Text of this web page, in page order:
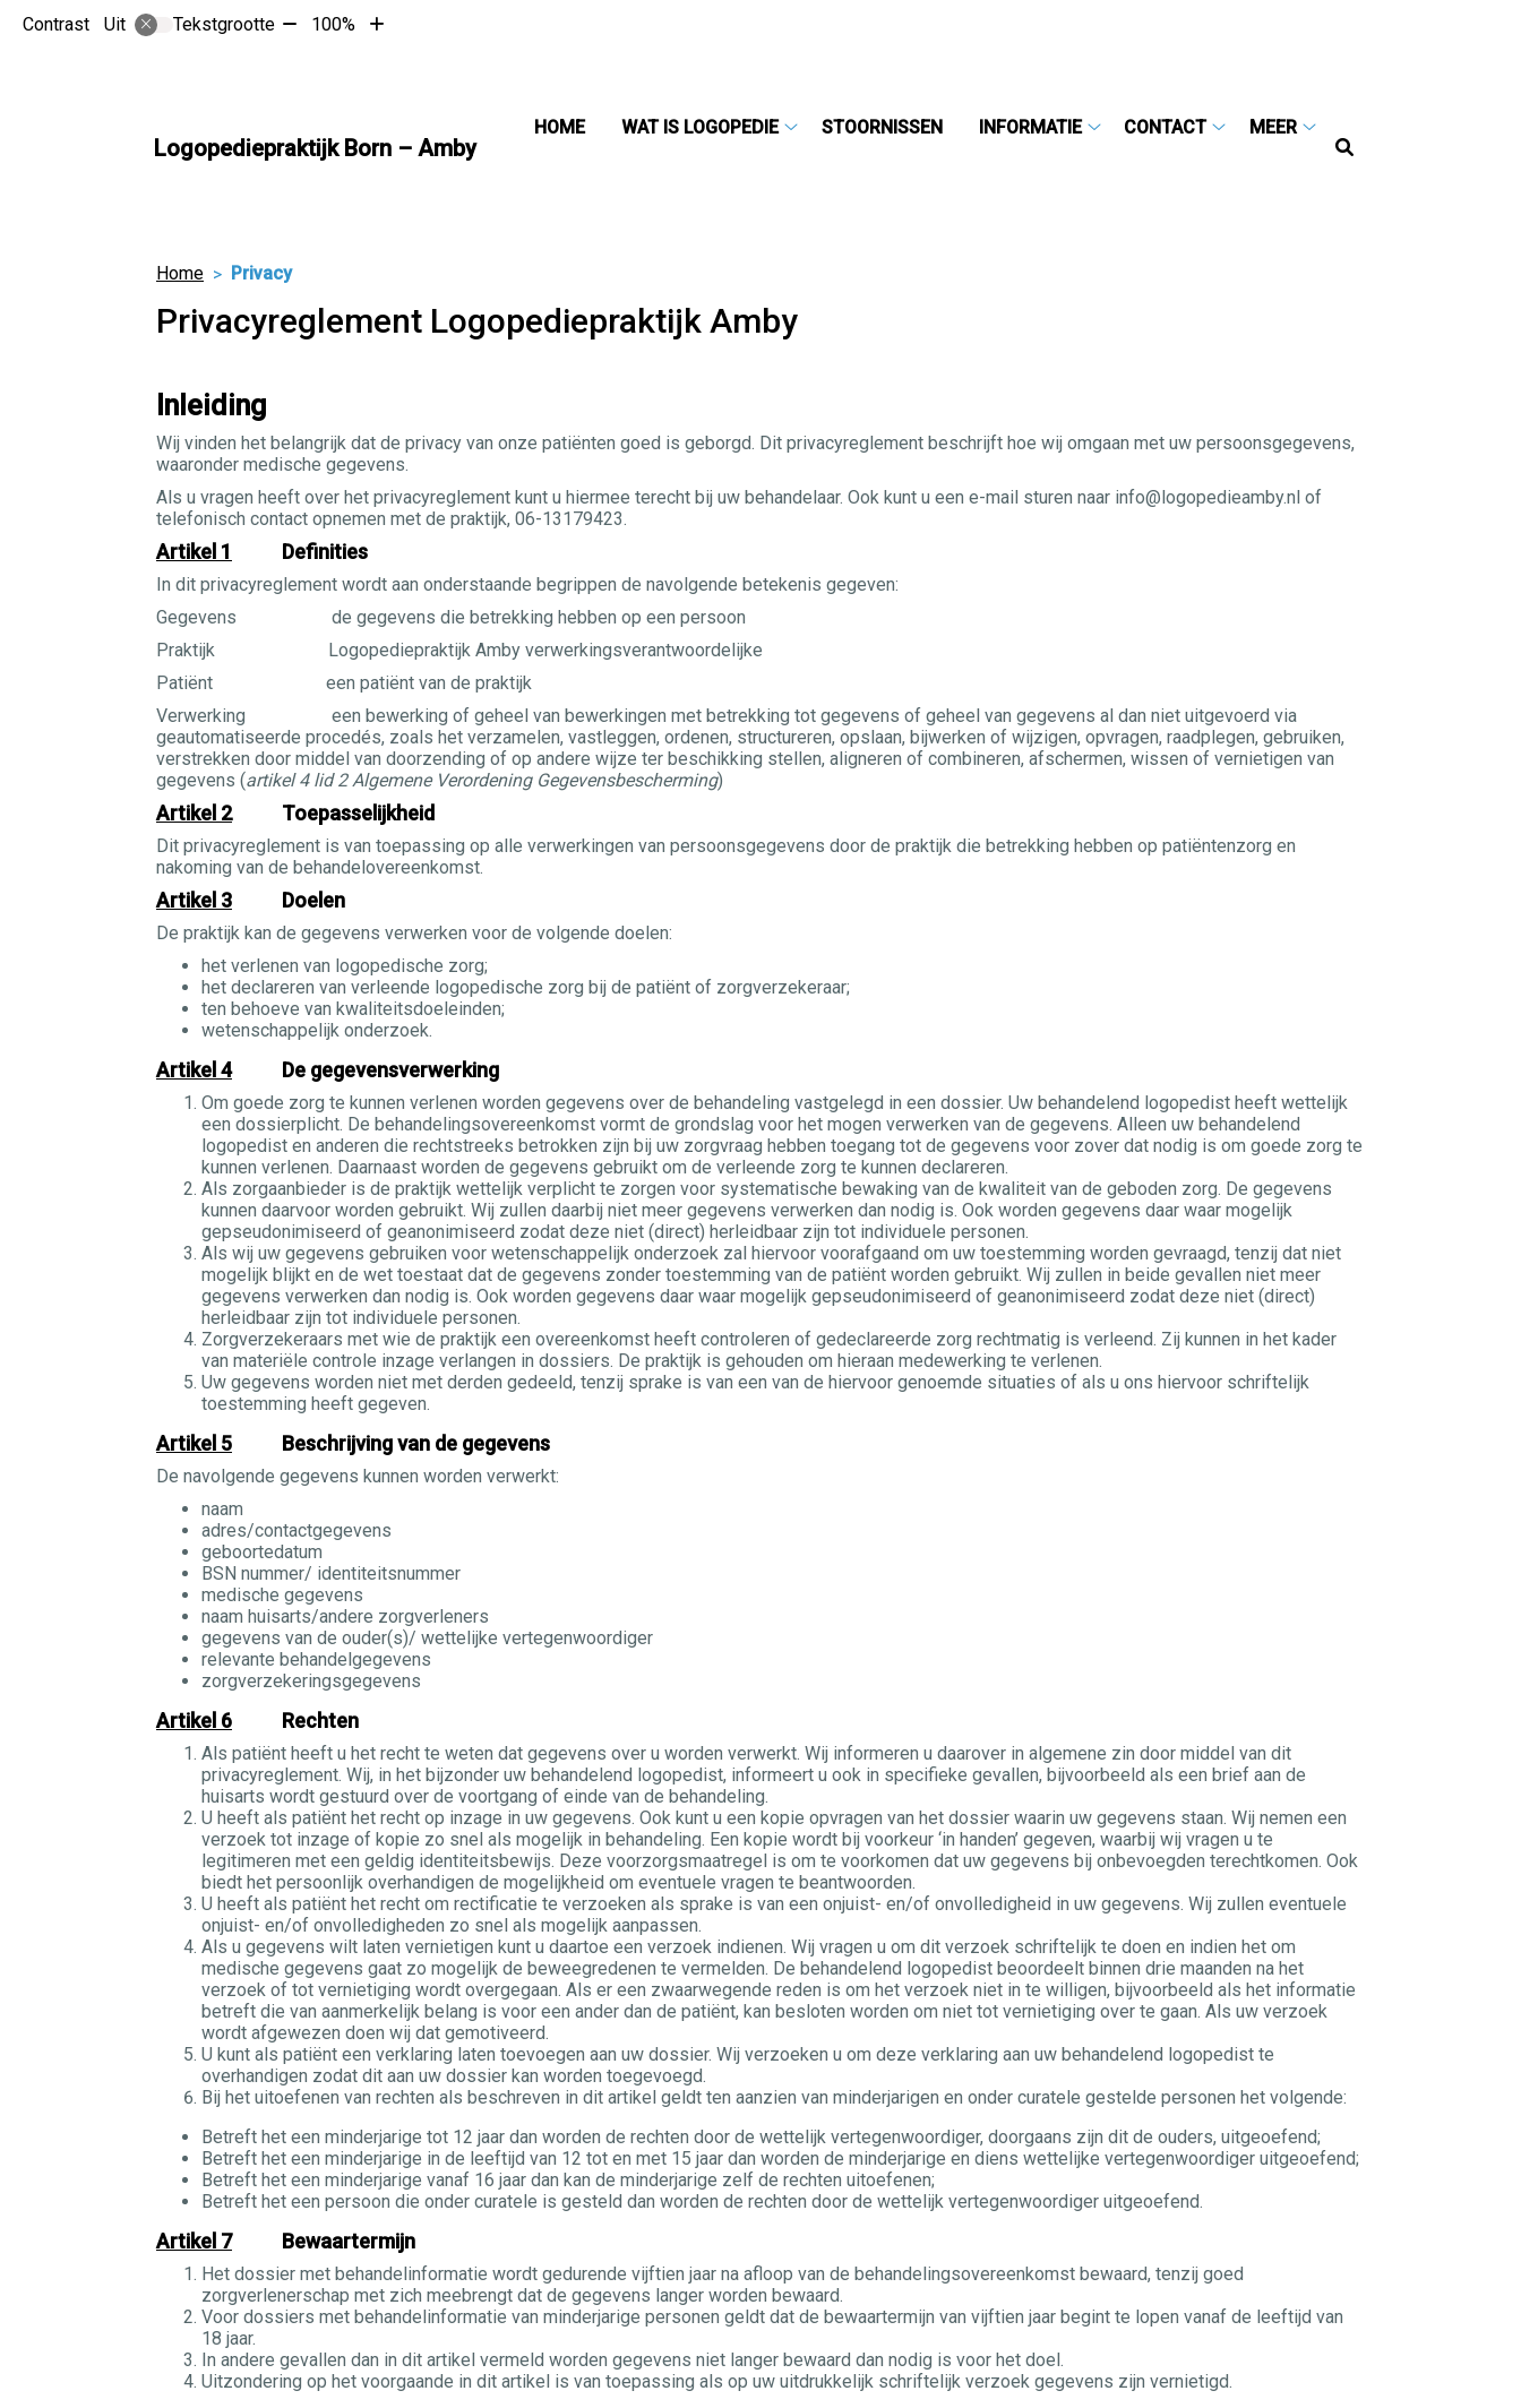
Contrast Uit Tekstgrootte Tekst100%
Tekst
Logopediepraktijk Born – Amby Hoofdmenu
HOME
WAT IS LOGOPEDIE
STOORNISSEN
INFORMATIE
CONTACT
MEER
Meer
Home Privacy
Privacyreglement Logopediepraktijk Amby
Inleiding
Wij vinden het belangrijk dat de privacy van onze patiënten goed is geborgd. Dit privacyreglement beschrijft hoe wij omgaan met uw persoonsgegevens,
waaronder medische gegevens.
Als u vragen heeft over het privacyreglement kunt u hiermee terecht bij uw behandelaar. Ook kunt u een e-mail sturen naar info@logopedieamby.nl of
telefonisch contact opnemen met de praktijk, 06-13179423.
Artikel 1 Definities
In dit privacyreglement wordt aan onderstaande begrippen de navolgende betekenis gegeven:
Gegevens de gegevens die betrekking hebben op een persoon
Praktijk Logopediepraktijk Amby verwerkingsverantwoordelijke
Patiënt een patiënt van de praktijk
Verwerking een bewerking of geheel van bewerkingen met betrekking tot gegevens of geheel van gegevens al dan niet uitgevoerd via
geautomatiseerde procedés, zoals het verzamelen, vastleggen, ordenen, structureren, opslaan, bijwerken of wijzigen, opvragen, raadplegen, gebruiken,
verstrekken door middel van doorzending of op andere wijze ter beschikking stellen, aligneren of combineren, afschermen, wissen of vernietigen van
gegevens (artikel 4 lid 2 Algemene Verordening Gegevensbescherming)
Artikel 2Toepasselijkheid
Dit privacyreglement is van toepassing op alle verwerkingen van persoonsgegevens door de praktijk die betrekking hebben op patiëntenzorg en
nakoming van de behandelovereenkomst.
Artikel 3 Doelen
De praktijk kan de gegevens verwerken voor de volgende doelen:
het verlenen van logopedische zorg;
het declareren van verleende logopedische zorg bij de patiënt of zorgverzekeraar;
ten behoeve van kwaliteitsdoeleinden;
wetenschappelijk onderzoek.
Artikel 4De gegevensverwerking
Om goede zorg te kunnen verlenen worden gegevens over de behandeling vastgelegd in een dossier. Uw behandelend logopedist heeft wettelijk
een dossierplicht. De behandelingsovereenkomst vormt de grondslag voor het mogen verwerken van de gegevens. Alleen uw behandelend
logopedist en anderen die rechtstreeks betrokken zijn bij uw zorgvraag hebben toegang tot de gegevens voor zover dat nodig is om goede zorg te
kunnen verlenen. Daarnaast worden de gegevens gebruikt om de verleende zorg te kunnen declareren.
Als zorgaanbieder is de praktijk wettelijk verplicht te zorgen voor systematische bewaking van de kwaliteit van de geboden zorg. De gegevens
kunnen daarvoor worden gebruikt. Wij zullen daarbij niet meer gegevens verwerken dan nodig is. Ook worden gegevens daar waar mogelijk
gepseudonimiseerd of geanonimiseerd zodat deze niet (direct) herleidbaar zijn tot individuele personen.
Als wij uw gegevens gebruiken voor wetenschappelijk onderzoek zal hiervoor voorafgaand om uw toestemming worden gevraagd, tenzij dat niet
mogelijk blijkt en de wet toestaat dat de gegevens zonder toestemming van de patiënt worden gebruikt. Wij zullen in beide gevallen niet meer
gegevens verwerken dan nodig is. Ook worden gegevens daar waar mogelijk gepseudonimiseerd of geanonimiseerd zodat deze niet (direct)
herleidbaar zijn tot individuele personen.
Zorgverzekeraars met wie de praktijk een overeenkomst heeft controleren of gedeclareerde zorg rechtmatig is verleend. Zij kunnen in het kader
van materiële controle inzage verlangen in dossiers. De praktijk is gehouden om hieraan medewerking te verlenen.
Uw gegevens worden niet met derden gedeeld, tenzij sprake is van een van de hiervoor genoemde situaties of als u ons hiervoor schriftelijk
toestemming heeft gegeven.
Artikel 5 Beschrijving van de gegevens
De navolgende gegevens kunnen worden verwerkt:
naam
adres/contactgegevens
geboortedatum
BSN nummer/ identiteitsnummer
medische gegevens
naam huisarts/andere zorgverleners
gegevens van de ouder(s)/ wettelijke vertegenwoordiger
relevante behandelgegevens
zorgverzekeringsgegevens
Artikel 6 Rechten
Als patiënt heeft u het recht te weten dat gegevens over u worden verwerkt. Wij informeren u daarover in algemene zin door middel van dit
privacyreglement. Wij, in het bijzonder uw behandelend logopedist, informeert u ook in specifieke gevallen, bijvoorbeeld als een brief aan de
huisarts wordt gestuurd over de voortgang of einde van de behandeling.
U heeft als patiënt het recht op inzage in uw gegevens. Ook kunt u een kopie opvragen van het dossier waarin uw gegevens staan. Wij nemen een
verzoek tot inzage of kopie zo snel als mogelijk in behandeling. Een kopie wordt bij voorkeur ‘in handen’ gegeven, waarbij wij vragen u te
legitimeren met een geldig identiteitsbewijs. Deze voorzorgsmaatregel is om te voorkomen dat uw gegevens bij onbevoegden terechtkomen. Ook
biedt het persoonlijk overhandigen de mogelijkheid om eventuele vragen te beantwoorden.
U heeft als patiënt het recht om rectificatie te verzoeken als sprake is van een onjuist- en/of onvolledigheid in uw gegevens. Wij zullen eventuele
onjuist- en/of onvolledigheden zo snel als mogelijk aanpassen.
Als u gegevens wilt laten vernietigen kunt u daartoe een verzoek indienen. Wij vragen u om dit verzoek schriftelijk te doen en indien het om
medische gegevens gaat zo mogelijk de beweegredenen te vermelden. De behandelend logopedist beoordeelt binnen drie maanden na het
verzoek of tot vernietiging wordt overgegaan. Als er een zwaarwegende reden is om het verzoek niet in te willigen, bijvoorbeeld als het informatie
betreft die van aanmerkelijk belang is voor een ander dan de patiënt, kan besloten worden om niet tot vernietiging over te gaan. Als uw verzoek
wordt afgewezen doen wij dat gemotiveerd.
U kunt als patiënt een verklaring laten toevoegen aan uw dossier. Wij verzoeken u om deze verklaring aan uw behandelend logopedist te
overhandigen zodat dit aan uw dossier kan worden toegevoegd.
Bij het uitoefenen van rechten als beschreven in dit artikel geldt ten aanzien van minderjarigen en onder curatele gestelde personen het volgende:
Betreft het een minderjarige tot 12 jaar dan worden de rechten door de wettelijk vertegenwoordiger, doorgaans zijn dit de ouders, uitgeoefend;
Betreft het een minderjarige in de leeftijd van 12 tot en met 15 jaar dan worden de minderjarige en diens wettelijke vertegenwoordiger uitgeoefend;
Betreft het een minderjarige vanaf 16 jaar dan kan de minderjarige zelf de rechten uitoefenen;
Betreft het een persoon die onder curatele is gesteld dan worden de rechten door de wettelijk vertegenwoordiger uitgeoefend.
Artikel 7Bewaartermijn
Het dossier met behandelinformatie wordt gedurende vijftien jaar na afloop van de behandelingsovereenkomst bewaard, tenzij goed
zorgverlenerschap met zich meebrengt dat de gegevens langer worden bewaard.
Voor dossiers met behandelinformatie van minderjarige personen geldt dat de bewaartermijn van vijftien jaar begint te lopen vanaf de leeftijd van
18 jaar.
In andere gevallen dan in dit artikel vermeld worden gegevens niet langer bewaard dan nodig is voor het doel.
Uitzondering op het voorgaande in dit artikel is van toepassing als op uw uitdrukkelijk schriftelijk verzoek gegevens zijn vernietigd.